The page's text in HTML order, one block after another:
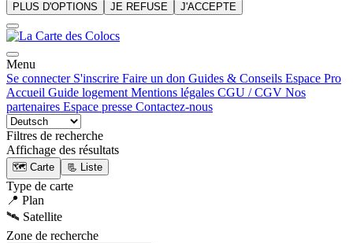
PLUS D'OPTIONS JE REFUSE J'ACCEPTE
Menu
Se connecter S'inscrire Faire un don Guides & Conseils Espace Pro
Accueil Guide logement Mentions légales CGU / CGV Nos
partenaires Espace presse Contactez-nous
Filtres de recherche
Affichage des résultats
🗺️ Carte 📃 Liste
Type de carte
📍 Plan
🛰️ Satellite
Zone de recherche